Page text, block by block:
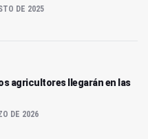
DE 2025
agricultores llegarán en las
DE 2026